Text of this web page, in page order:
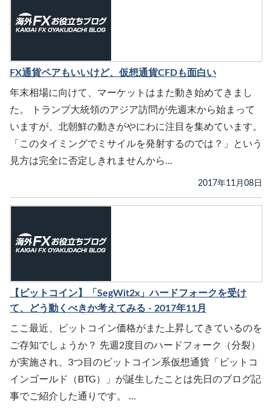
FX通貨ペアもいいけど、仮想通貨CFDも面白い
年末相場に向けて、マーケットはまた動き始めてきまし
た。 トランプ大統領のアジア訪問が先週末から始まって
いますが、北朝鮮の動きがやにわに注目を集めています。
「このタイミングでミサイルを発射するのでは？」という
見方は完全に否定しきれませんから...
2017年11月08日
【ビットコイン】「SegWit2x」ハードフォークを受け
て、どう動くべきか考えてみる - 2017年11月
ここ最近、ビットコイン価格がまた上昇してきているのを
ご存知でしょうか？ 先週2度目のハードフォーク（分裂）
が実施され、3つ目のビットコイン系仮想通貨「ビットコ
インゴールド（BTG）」が誕生したことは先日のブログ記
事でご紹介した通りです。 ...